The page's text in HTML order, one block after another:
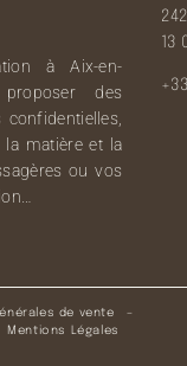
à Aix-en-
des
la matière et la
ou vos
13
de vente –
Mentions Légales